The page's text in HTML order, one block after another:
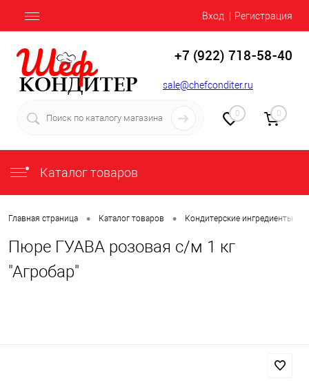
Вход Регистрация
+7 (922) 718-58-40
sale@chefconditer.ru
0 0
Каталог товаров
Главная страница • Каталог товаров • Кондитерские ингредиенты
Пюре ГУАВА розовая с/м 1 кг
"Агробар"